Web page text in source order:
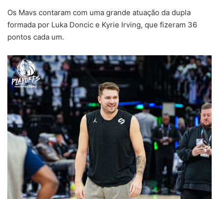
Os Mavs contaram com uma grande atuação da dupla
formada por Luka Doncic e Kyrie Irving, que fizeram 36
pontos cada um.